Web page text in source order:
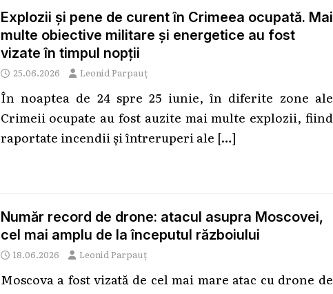
Explozii și pene de curent în Crimeea ocupată. Mai
multe obiective militare și energetice au fost
vizate în timpul nopții
25.06.2026 Leonid Parpauț
În noaptea de 24 spre 25 iunie, în diferite zone ale
Crimeii ocupate au fost auzite mai multe explozii, fiind
raportate incendii și întreruperi ale […]
Număr record de drone: atacul asupra Moscovei,
cel mai amplu de la începutul războiului
18.06.2026 Leonid Parpauț
Moscova a fost vizată de cel mai mare atac cu drone de